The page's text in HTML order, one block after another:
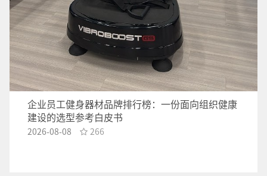
企业员工健身器材品牌排行榜：一份面向组织健康
建设的选型参考白皮书
2026-08-08 266